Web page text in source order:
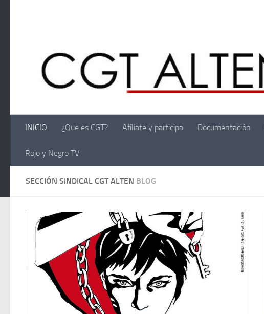
INICIO ¿Que es CGT? Afíliate y participa Documentación
Rojo y Negro TV
SECCIÓN SINDICAL CGT ALTEN BLOG